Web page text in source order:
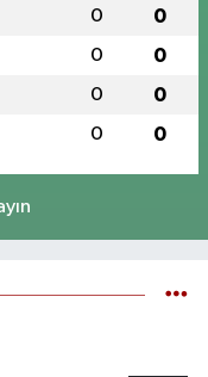
0 0
0 0
0 0
0 0